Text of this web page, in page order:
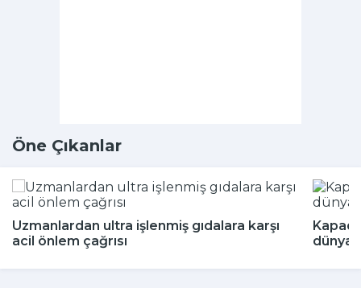
Öne Çıkanlar
Uzmanlardan ultra işlenmiş gıdalara karşı
acil önlem çağrısı